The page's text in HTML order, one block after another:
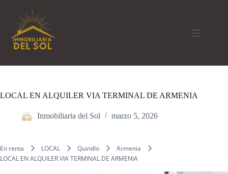
contenido
LOCAL EN ALQUILER VIA TERMINAL DE ARMENIA
Inmobiliaria del Sol marzo 5, 2026
En renta LOCAL Quindío
Armenia
LOCAL EN ALQUILER VIA TERMINAL DE ARMENIA